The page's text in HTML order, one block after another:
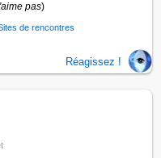
pas)
de rencontres
Réagissez !